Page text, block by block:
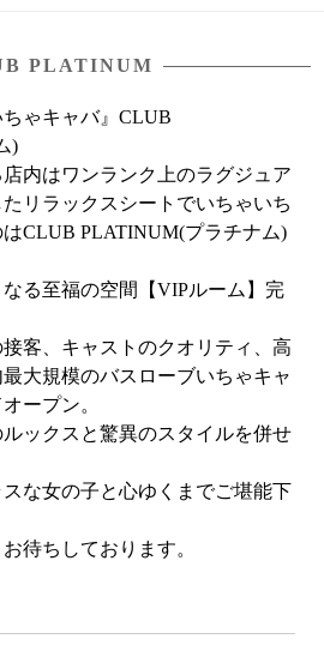
PLATINUM
ゃキャバ』CLUB
)
内はワンランク上のラグジュア
リラックスシートでいちゃいち
CLUB PLATINUM(プラチナム)
る至福の空間【VIPルーム】完
客、キャストのクオリティ、高
大規模のバスローブいちゃキャ
ープン。
ックスと驚異のスタイルを併せ
な女の子と心ゆくまでご堪能下
待ちしております。